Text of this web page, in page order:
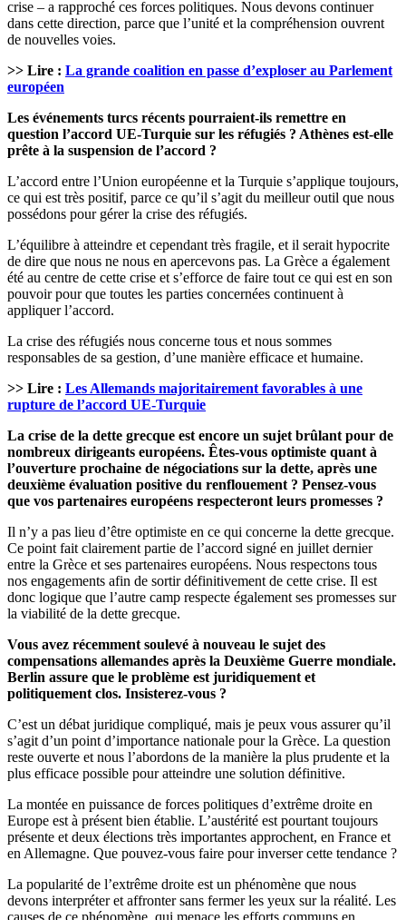
crise – a rapproché ces forces politiques. Nous devons continuer
dans cette direction, parce que l’unité et la compréhension ouvrent
de nouvelles voies.
>> Lire : La grande coalition en passe d’exploser au Parlement
européen
Les événements turcs récents pourraient-ils remettre en
question l’accord UE-Turquie sur les réfugiés ? Athènes est-elle
prête à la suspension de l’accord ?
L’accord entre l’Union européenne et la Turquie s’applique toujours,
ce qui est très positif, parce ce qu’il s’agit du meilleur outil que nous
possédons pour gérer la crise des réfugiés.
L’équilibre à atteindre et cependant très fragile, et il serait hypocrite
de dire que nous ne nous en apercevons pas. La Grèce a également
été au centre de cette crise et s’efforce de faire tout ce qui est en son
pouvoir pour que toutes les parties concernées continuent à
appliquer l’accord.
La crise des réfugiés nous concerne tous et nous sommes
responsables de sa gestion, d’une manière efficace et humaine.
>> Lire : Les Allemands majoritairement favorables à une
rupture de l’accord UE-Turquie
La crise de la dette grecque est encore un sujet brûlant pour de
nombreux dirigeants européens. Êtes-vous optimiste quant à
l’ouverture prochaine de négociations sur la dette, après une
deuxième évaluation positive du renflouement ? Pensez-vous
que vos partenaires européens respecteront leurs promesses ?
Il n’y a pas lieu d’être optimiste en ce qui concerne la dette grecque.
Ce point fait clairement partie de l’accord signé en juillet dernier
entre la Grèce et ses partenaires européens. Nous respectons tous
nos engagements afin de sortir définitivement de cette crise. Il est
donc logique que l’autre camp respecte également ses promesses sur
la viabilité de la dette grecque.
Vous avez récemment soulevé à nouveau le sujet des
compensations allemandes après la Deuxième Guerre mondiale.
Berlin assure que le problème est juridiquement et
politiquement clos. Insisterez-vous ?
C’est un débat juridique compliqué, mais je peux vous assurer qu’il
s’agit d’un point d’importance nationale pour la Grèce. La question
reste ouverte et nous l’abordons de la manière la plus prudente et la
plus efficace possible pour atteindre une solution définitive.
La montée en puissance de forces politiques d’extrême droite en
Europe est à présent bien établie. L’austérité est pourtant toujours
présente et deux élections très importantes approchent, en France et
en Allemagne. Que pouvez-vous faire pour inverser cette tendance ?
La popularité de l’extrême droite est un phénomène que nous
devons interpréter et affronter sans fermer les yeux sur la réalité. Les